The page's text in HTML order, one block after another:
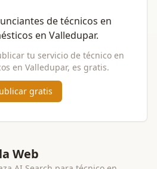
detécnicos en
en Valledupar.
tu servicio de técnico en
en Valledupar, es gratis.
gratis
Web